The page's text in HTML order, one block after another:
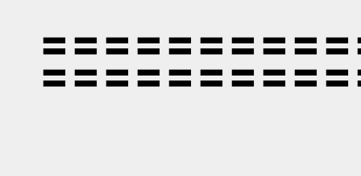
〓〓〓〓〓〓〓〓〓
〓〓〓〓〓〓〓〓〓